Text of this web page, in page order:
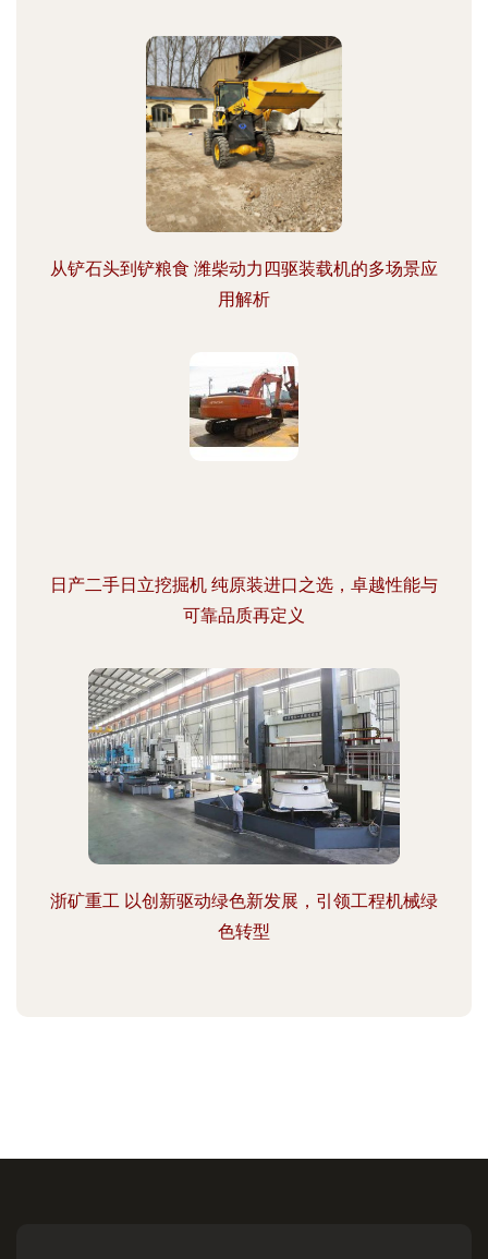
从铲石头到铲粮食 潍柴动力四驱装载机的多场景应
用解析
日产二手日立挖掘机 纯原装进口之选，卓越性能与
可靠品质再定义
浙矿重工 以创新驱动绿色新发展，引领工程机械绿
色转型